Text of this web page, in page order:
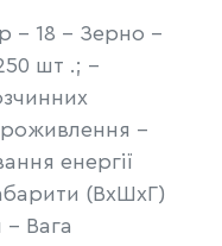
- 18 - Зерно -
шт .; -
-
енергії
(ВхШхГ)
- Вага